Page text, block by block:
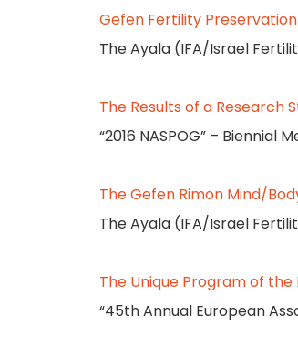
Gefen Fertility
The Ayala (IFA/Israel
The Results of a Research
“2016 NASPOG” – Biennial
The Gefen Rimon Mind/
The Ayala (IFA/Israel
The Unique Program of
“45th Annual European